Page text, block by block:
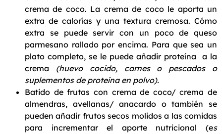
crema de coco. La crema de coco le aporta un
extra de calorías y una textura cremosa. Cómo
extra se puede servir con un poco de queso
parmesano rallado por encima. Para que sea un
plato completo, se le puede añadir proteína a la
crema (huevo cocido, carnes o pescados o
suplementos de proteína en polvo).
Batido de frutas con crema de coco/ crema de
almendras, avellanas/ anacardo o también se
pueden añadir frutos secos molidos a las comidas
para incrementar el aporte nutricional (es